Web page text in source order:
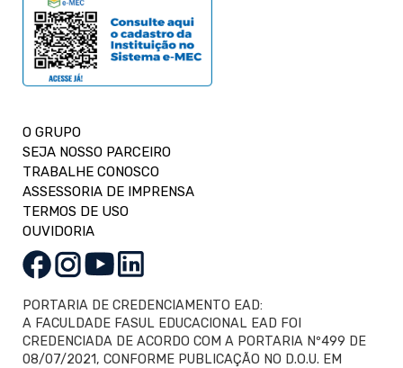
O GRUPO
SEJA NOSSO PARCEIRO
TRABALHE CONOSCO
ASSESSORIA DE IMPRENSA
TERMOS DE USO
OUVIDORIA
PORTARIA DE CREDENCIAMENTO EAD:
A FACULDADE FASUL EDUCACIONAL EAD FOI
CREDENCIADA DE ACORDO COM A PORTARIA Nº499 DE
08/07/2021, CONFORME PUBLICAÇÃO NO D.O.U. EM